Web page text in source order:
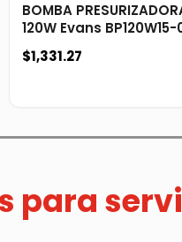
BOMBA
120W Evans
$1,331.27
para